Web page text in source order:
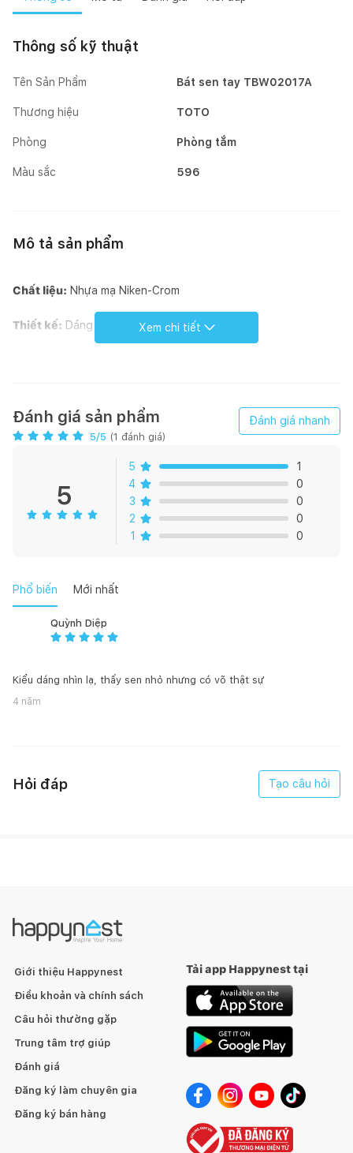
Thông số kỹ thuật
Tên Sản Phẩm Bát sen tay TBW02017A
Thương hiệu TOTO
Phòng Phòng tắm
Màu sắc 596
Mô tả sản phẩm
Chất liệu: Nhựa mạ Niken-Crom
Thiết kế: Dáng hình trụ
Lưu ý:Bao gồm gác sen, không bao gồm cút nối tường
Thiết kế sang trọng hiện đại
Công nghệ mát-xa sen tắm Comfort Wave
Lớp mạ bền vững với thời gian
Xem chi tiết
Đánh giá sản phẩm
5/5 (1 đánh giá)
Đánh giá nhanh
5
5
1
4
0
3
0
2
0
1
0
Phổ biến Mới nhất
Quỳnh Diệp
Kiểu dáng nhìn lạ, thấy sen nhỏ nhưng có võ thật sự
4 năm
Hỏi đáp Tạo câu hỏi
Giới thiệu Happynest
Điều khoản và chính sách
Câu hỏi thường gặp
Trung tâm trợ giúp
Đánh giá
Đăng ký làm chuyên gia
Đăng ký bán hàng
Tải app Happynest tại